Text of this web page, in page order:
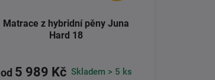
Matrace z hybridní pěny Juna
Hard 18
od 5 989 Kč Skladem > 5 ks